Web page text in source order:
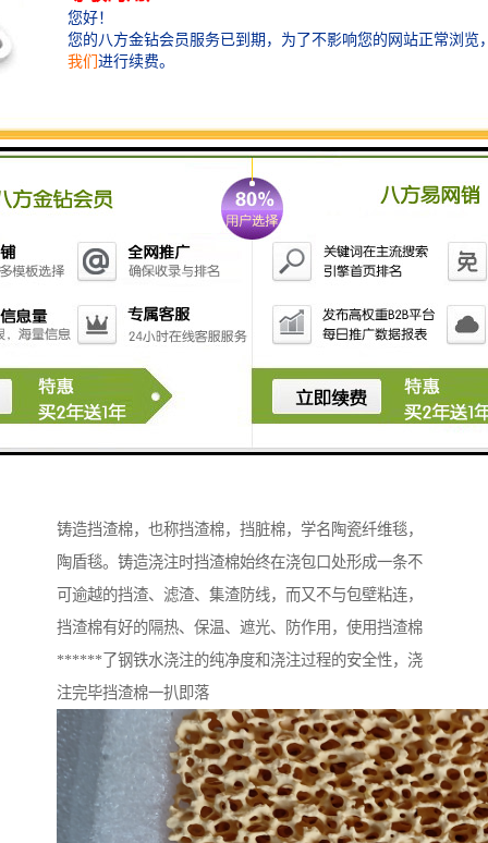
铸造挡渣棉，也称挡渣棉，挡脏棉，学名陶瓷纤维毯，
陶盾毯。铸造浇注时挡渣棉始终在浇包口处形成一条不
可逾越的挡渣、滤渣、集渣防线，而又不与包壁粘连，
挡渣棉有好的隔热、保温、遮光、防作用，使用挡渣棉
******了钢铁水浇注的纯净度和浇注过程的安全性，浇
注完毕挡渣棉一扒即落